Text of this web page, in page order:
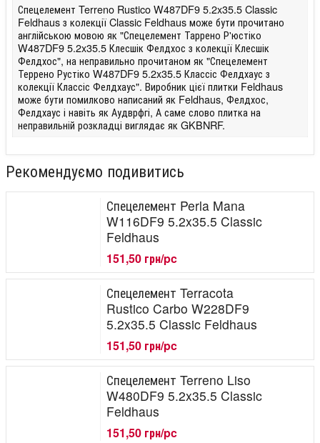
Спецелемент Terreno Rustico W487DF9 5.2x35.5 Classic
Feldhaus з колекції Classic Feldhaus може бути прочитано
англійською мовою як "Спецелемент Таррено Р'юстіко
W487DF9 5.2x35.5 Клесшік Фелдхос з колекції Клесшік
Фелдхос", на неправильно прочитаном як "Спецелемент
Террено Рустіко W487DF9 5.2x35.5 Классіс Фелдхаус з
колекції Классіс Фелдхаус". Виробник цієї плитки Feldhaus
може бути помилково написаний як Feldhaus, Фелдхос,
Фелдхаус і навіть як Аудврфгі, А саме слово плитка на
неправильній розкладці виглядає як GKBNRF.
Рекомендуємо подивитись
Спецелемент Perla Mana
W116DF9 5.2x35.5 Classic
Feldhaus
151,50 грн/pc
Спецелемент Terracota
Rustico Carbo W228DF9
5.2x35.5 Classic Feldhaus
151,50 грн/pc
Спецелемент Terreno Liso
W480DF9 5.2x35.5 Classic
Feldhaus
151,50 грн/pc